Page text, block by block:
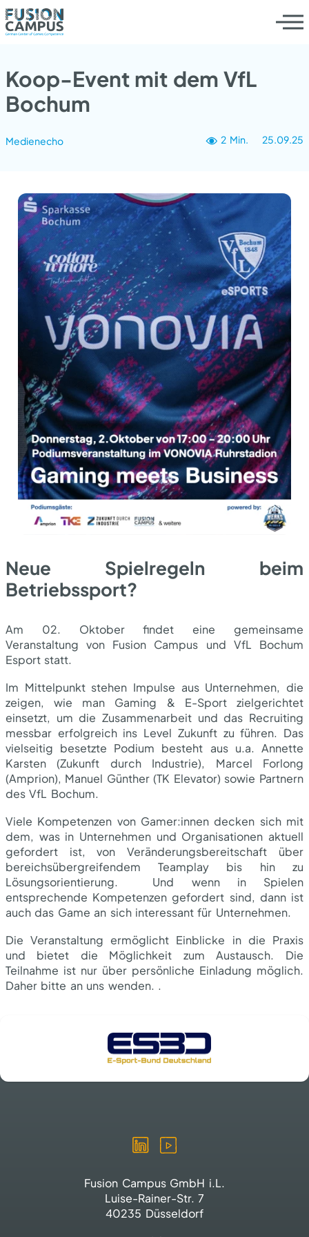
Die Werksliga
Innovationsprogramm
Insights
News / Events
Koop-Event mit dem VfL
Bochum
Medienecho 2 Min. 25.09.25
Neue Spielregeln beim
Betriebssport?
Am 02. Oktober findet eine gemeinsame
Veranstaltung von Fusion Campus und VfL Bochum
Esport statt.
Im Mittelpunkt stehen Impulse aus Unternehmen, die
zeigen, wie man Gaming & E-Sport zielgerichtet
einsetzt, um die Zusammenarbeit und das Recruiting
messbar erfolgreich ins Level Zukunft zu führen. Das
vielseitig besetzte Podium besteht aus u.a. Annette
Karsten (Zukunft durch Industrie), Marcel Forlong
(Amprion), Manuel Günther (TK Elevator) sowie Partnern
des VfL Bochum.
Viele Kompetenzen von Gamer:innen decken sich mit
dem, was in Unternehmen und Organisationen aktuell
gefordert ist, von Veränderungsbereitschaft über
bereichsübergreifendem Teamplay bis hin zu
Lösungsorientierung. Und wenn in Spielen
entsprechende Kompetenzen gefordert sind, dann ist
auch das Game an sich interessant für Unternehmen.
Die Veranstaltung ermöglicht Einblicke in die Praxis
und bietet die Möglichkeit zum Austausch. Die
Teilnahme ist nur über persönliche Einladung möglich.
Daher bitte an uns wenden. .
Fusion Campus GmbH i.L.
Luise-Rainer-Str. 7
40235 Düsseldorf